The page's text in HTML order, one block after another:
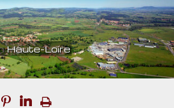
Haute-Loire
Un lieuculturelouvert sur le